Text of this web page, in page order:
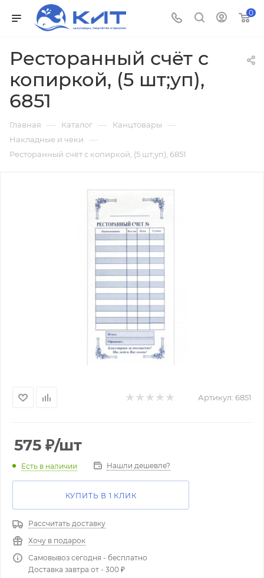
0
Ресторанный счёт с
копиркой, (5 шт;уп),
6851
Главная — Каталог — Канцтовары —
Накладные и чеки —
Ресторанный счёт с копиркой, (5 шт;уп), 6851
Артикул: 6851
575 ₽/шт
Есть в наличии Нашли дешевле?
КУПИТЬ В 1 КЛИК
Рассчитать доставку
Хочу в подарок
Самовывоз сегодня - бесплатно
Доставка завтра от - 300 ₽